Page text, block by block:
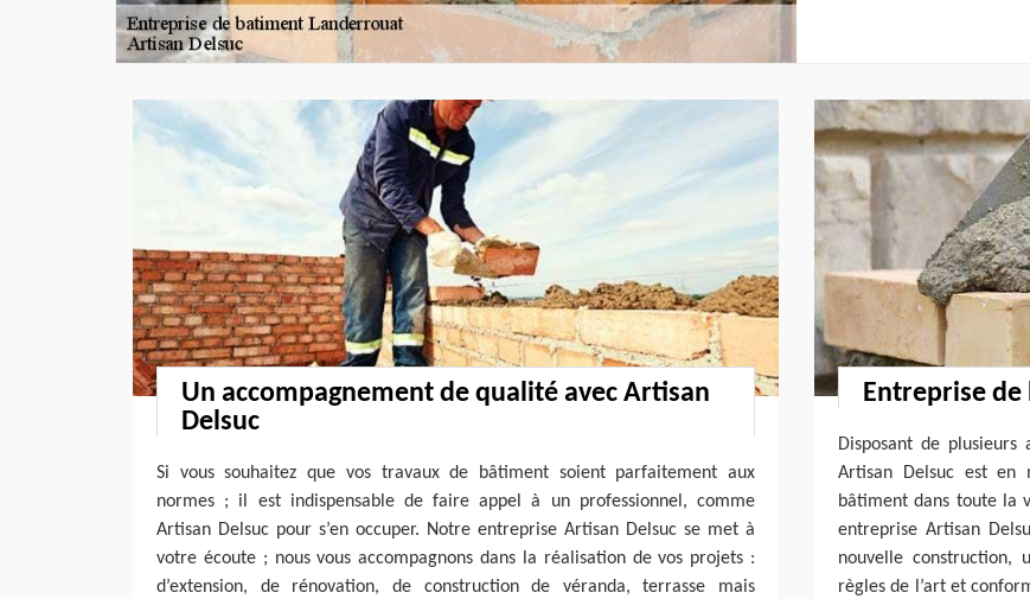
Un accompagnement de qualité avec Artisan
Delsuc
Si vous souhaitez que vos travaux de bâtiment soient parfaitement aux
normes ; il est indispensable de faire appel à un professionnel, comme
Artisan Delsuc pour s’en occuper. Notre entreprise Artisan Delsuc se met à
votre écoute ; nous vous accompagnons dans la réalisation de vos projets :
d’extension, de rénovation, de construction de véranda, terrasse mais
Entreprise
Disposant de
Artisan Delsuc est en
bâtiment dans toute la
entreprise Artisan
nouvelle construction,
règles de l’art et